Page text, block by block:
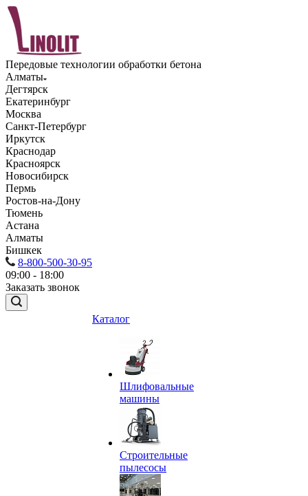
Передовые технологии обработки бетона
Алматы
Дегтярск
Екатеринбург
Москва
Санкт-Петербург
Иркутск
Краснодар
Красноярск
Новосибирск
Пермь
Ростов-на-Дону
Тюмень
Астана
Алматы
Бишкек
8-800-500-30-95
09:00 - 18:00
Заказать звонок
Каталог
Шлифовальные
машины
Строительные
пылесосы